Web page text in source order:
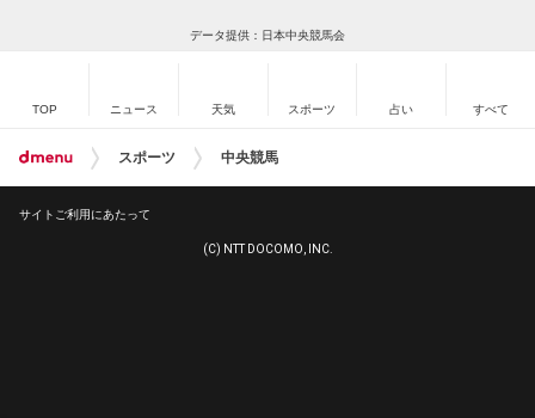
データ提供：日本中央競馬会
TOP ニュース 天気 スポーツ 占い すべて
スポーツ 中央競馬
サイトご利用にあたって
(C) NTT DOCOMO, INC.